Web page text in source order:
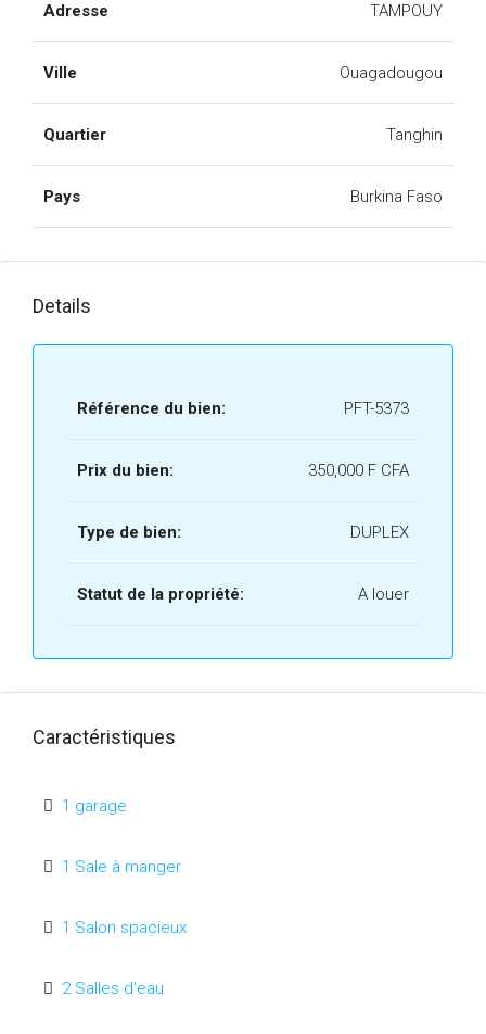
Adresse TAMPOUY
Ville Ouagadougou
Quartier Tanghin
Pays Burkina Faso
Details
Référence du bien: PFT-5373
Prix du bien: 350,000 F CFA
Type de bien: DUPLEX
Statut de la propriété: A louer
Caractéristiques
1 garage
1 Sale à manger
1 Salon spacieux
2 Salles d'eau